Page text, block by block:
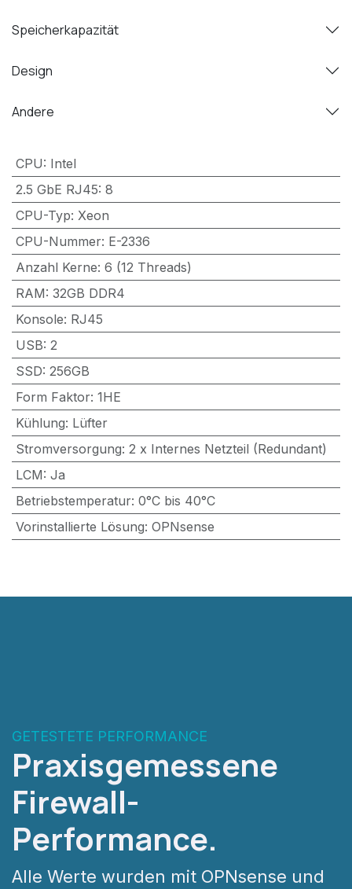
Speicherkapazität
Design
Andere
CPU: Intel
2.5 GbE RJ45: 8
CPU-Typ: Xeon
CPU-Nummer: E-2336
Anzahl Kerne: 6 (12 Threads)
RAM: 32GB DDR4
Konsole: RJ45
USB: 2
SSD: 256GB
Form Faktor: 1HE
Kühlung: Lüfter
Stromversorgung: 2 x Internes Netzteil (Redundant)
LCM: Ja
Betriebstemperatur: 0°C bis 40°C
Vorinstallierte Lösung: OPNsense
GETESTETE PERFORMANCE
Praxisgemessene
Firewall-
Performance.
Alle Werte wurden mit OPNsense und